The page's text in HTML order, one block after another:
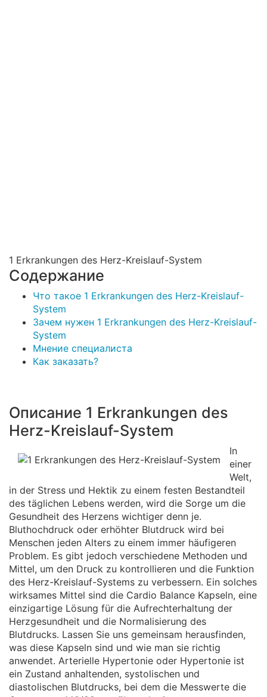
1 Erkrankungen des Herz-Kreislauf-System
Содержание
Что такое 1 Erkrankungen des Herz-Kreislauf-
System
Зачем нужен 1 Erkrankungen des Herz-Kreislauf-
System
Мнение специалиста
Как заказать?
Описание 1 Erkrankungen des
Herz-Kreislauf-System
In
einer
Welt,
in der Stress und Hektik zu einem festen Bestandteil
des täglichen Lebens werden, wird die Sorge um die
Gesundheit des Herzens wichtiger denn je.
Bluthochdruck oder erhöhter Blutdruck wird bei
Menschen jeden Alters zu einem immer häufigeren
Problem. Es gibt jedoch verschiedene Methoden und
Mittel, um den Druck zu kontrollieren und die Funktion
des Herz-Kreislauf-Systems zu verbessern. Ein solches
wirksames Mittel sind die Cardio Balance Kapseln, eine
einzigartige Lösung für die Aufrechterhaltung der
Herzgesundheit und die Normalisierung des
Blutdrucks. Lassen Sie uns gemeinsam herausfinden,
was diese Kapseln sind und wie man sie richtig
anwendet. Arterielle Hypertonie oder Hypertonie ist
ein Zustand anhaltenden, systolischen und
diastolischen Blutdrucks, bei dem die Messwerte die